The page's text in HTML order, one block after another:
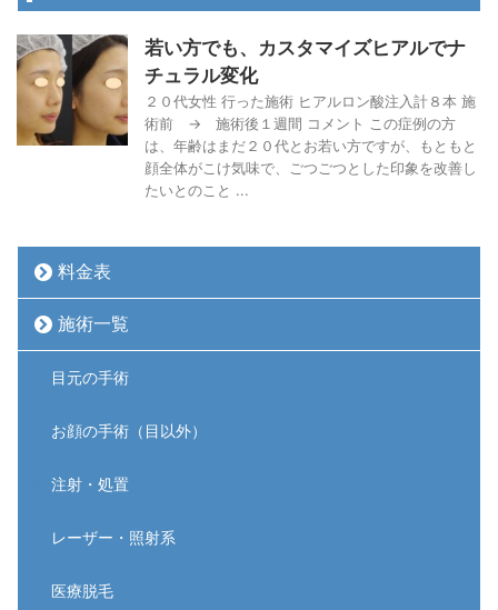
若い方でも、カスタマイズヒアルでナ
チュラル変化
２０代女性 行った施術 ヒアルロン酸注入計８本 施
術前 → 施術後１週間 コメント この症例の方
は、年齢はまだ２０代とお若い方ですが、もともと
顔全体がこけ気味で、ごつごつとした印象を改善し
たいとのこと ...
料金表
施術一覧
目元の手術
お顔の手術（目以外）
注射・処置
レーザー・照射系
医療脱毛